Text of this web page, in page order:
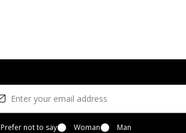
Prefer not to say Woman
Man